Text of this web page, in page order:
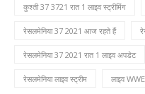
कुश्ती 37 3721 रात 1 लाइव स्ट्रीमिंग
रेसलमेनिया 37 2021 आज रहते हैं
रेसलमेनिया 37 2021 रात 1 लाइव अपडेट
रेसलमेनिया लाइव स्ट्रीम लाइव